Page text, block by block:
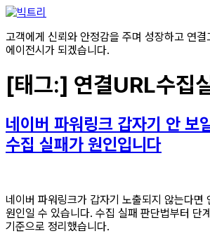
콘텐츠로
고객에게 신뢰와 안정감을 주며 성장하고 연결
에이전시가 되겠습니다.
[태그:] 연결URL수집
네이버 파워링크 갑자기 안 보
수집 실패가 원인입니다
네이버 파워링크가 갑자기 노출되지 않는다면
원인일 수 있습니다. 수집 실패 판단법부터 단
기준으로 정리했습니다.